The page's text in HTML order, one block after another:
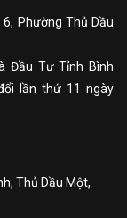
Phường Thủ Dầu
Đầu Tư Tỉnh Bình
lần thứ 11 ngày
Thủ Dầu Một,